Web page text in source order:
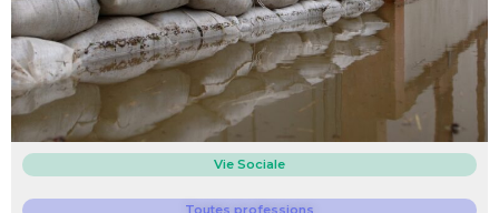
Vie Sociale
Toutes professions